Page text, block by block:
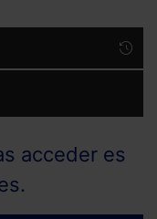
acceder es